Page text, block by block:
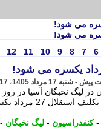
6
7
8
9
10
11
12
روشن شده خواهد
-کنفدراسیون - لیگ نخبگان -